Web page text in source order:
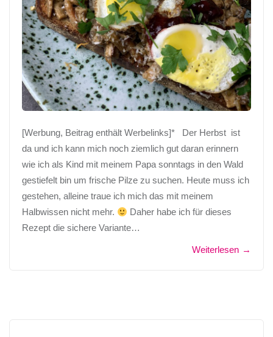
[Werbung, Beitrag enthält Werbelinks]* Der Herbst ist
da und ich kann mich noch ziemlich gut daran erinnern
wie ich als Kind mit meinem Papa sonntags in den Wald
gestiefelt bin um frische Pilze zu suchen. Heute muss ich
gestehen, alleine traue ich mich das mit meinem
Halbwissen nicht mehr.
Daher habe ich für dieses
Rezept die sichere Variante…
Weiterlesen →